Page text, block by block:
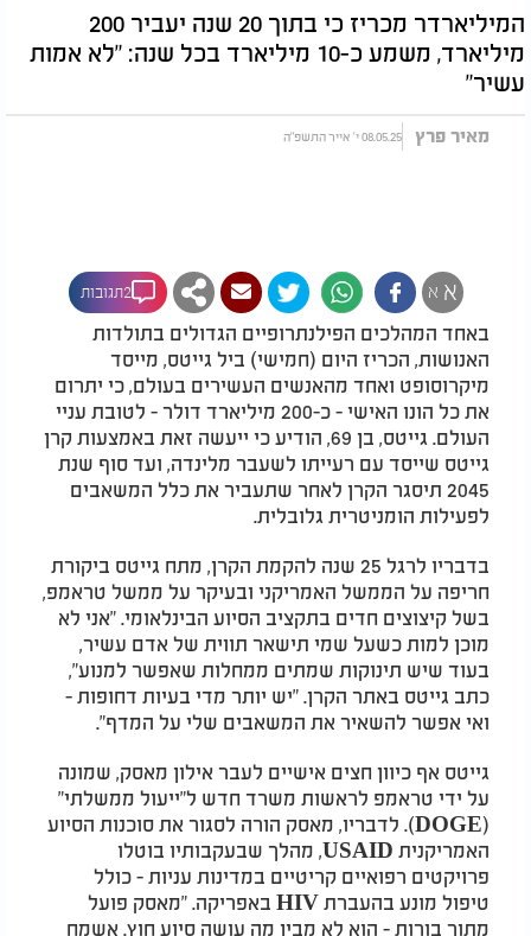
המיליארדר מכריז כי בתוך 20 שנה יעביר 200
מיליארד, משמע כ-10 מיליארד בכל שנה: "לא אמות
עשיר"
מאיר פרץ 08.05.25 י' אייר התשפ"ה
א א 2תגובות
באחד המהלכים הפילנתרופיים הגדולים בתולדות
האנושות, הכריז היום (חמישי) ביל גייטס, מייסד
מיקרוסופט ואחד מהאנשים העשירים בעולם, כי יתרום
את כל הונו האישי - כ-200 מיליארד דולר - לטובת עניי
העולם. גייטס, בן 69, הודיע כי ייעשה זאת באמצעות קרן
גייטס שייסד עם רעייתו לשעבר מלינדה, ועד סוף שנת
2045 תיסגר הקרן לאחר שתעביר את כלל המשאבים
לפעילות הומניטרית גלובלית.
בדבריו לרגל 25 שנה להקמת הקרן, מתח גייטס ביקורת
חריפה על הממשל האמריקני ובעיקר על ממשל טראמפ,
בשל קיצוצים חדים בתקציב הסיוע הבינלאומי. "אני לא
מוכן למות כשעל שמי תישאר תווית של אדם עשיר,
בעוד שיש תינוקות שמתים ממחלות שאפשר למנוע",
כתב גייטס באתר הקרן. "יש יותר מדי בעיות דחופות -
ואי אפשר להשאיר את המשאבים שלי על המדף".
גייטס אף כיוון חצים אישיים לעבר אילון מאסק, שמונה
על ידי טראמפ לראשות משרד חדש ל"ייעול ממשלתי"
(DOGE). לדבריו, מאסק הורה לסגור את סוכנות הסיוע
האמריקנית USAID, מהלך שבעקבותיו בוטלו
פרויקטים רפואיים קריטיים במדינות עניות - כולל
טיפול מונע בהעברת HIV באפריקה. "מאסק פועל
מתוך בורות - הוא לא מבין מה עושה סיוע חוץ. אשמח